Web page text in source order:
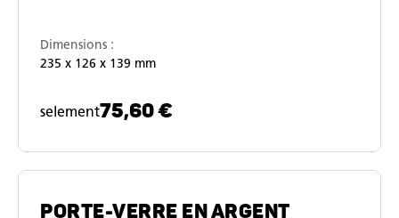
Dimensions :
235 x 126 x 139 mm
selement75,60 €
PORTE-VERRE EN ARGENT